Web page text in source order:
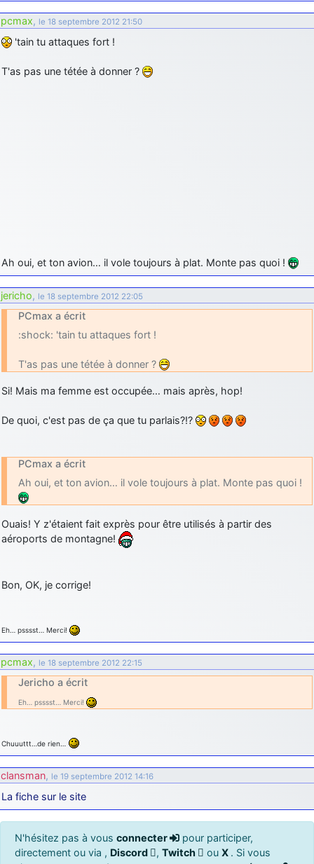
pcmax, le 18 septembre 2012 21:50
'tain tu attaques fort !
T'as pas une tétée à donner ?
Ah oui, et ton avion… il vole toujours à plat. Monte pas quoi !
jericho, le 18 septembre 2012 22:05
PCmax a écrit
:shock: 'tain tu attaques fort !
T'as pas une tétée à donner ?
Si! Mais ma femme est occupée… mais après, hop!
De quoi, c'est pas de ça que tu parlais?!?
PCmax a écrit
Ah oui, et ton avion… il vole toujours à plat. Monte pas quoi !
Ouais! Y z'étaient fait exprès pour être utilisés à partir des
aéroports de montagne!
Bon, OK, je corrige!
Eh… psssst… Merci!
pcmax, le 18 septembre 2012 22:15
Jericho a écrit
Eh… psssst… Merci!
Chuuuttt…de rien…
clansman, le 19 septembre 2012 14:16
La fiche sur le site
N'hésitez pas à vous connecter
pour participer,
directement ou via , Discord , Twitch ou X . Si vous